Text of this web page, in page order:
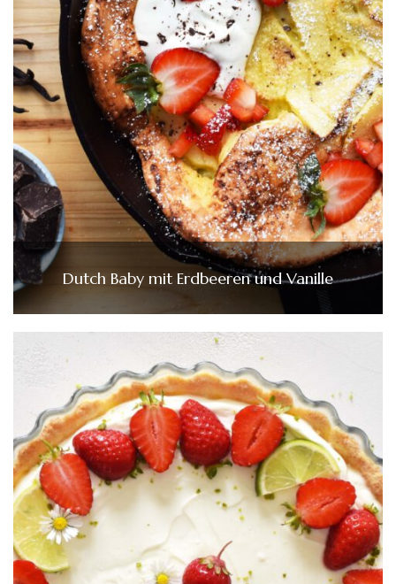
Dutch Baby mit Erdbeeren und Vanille